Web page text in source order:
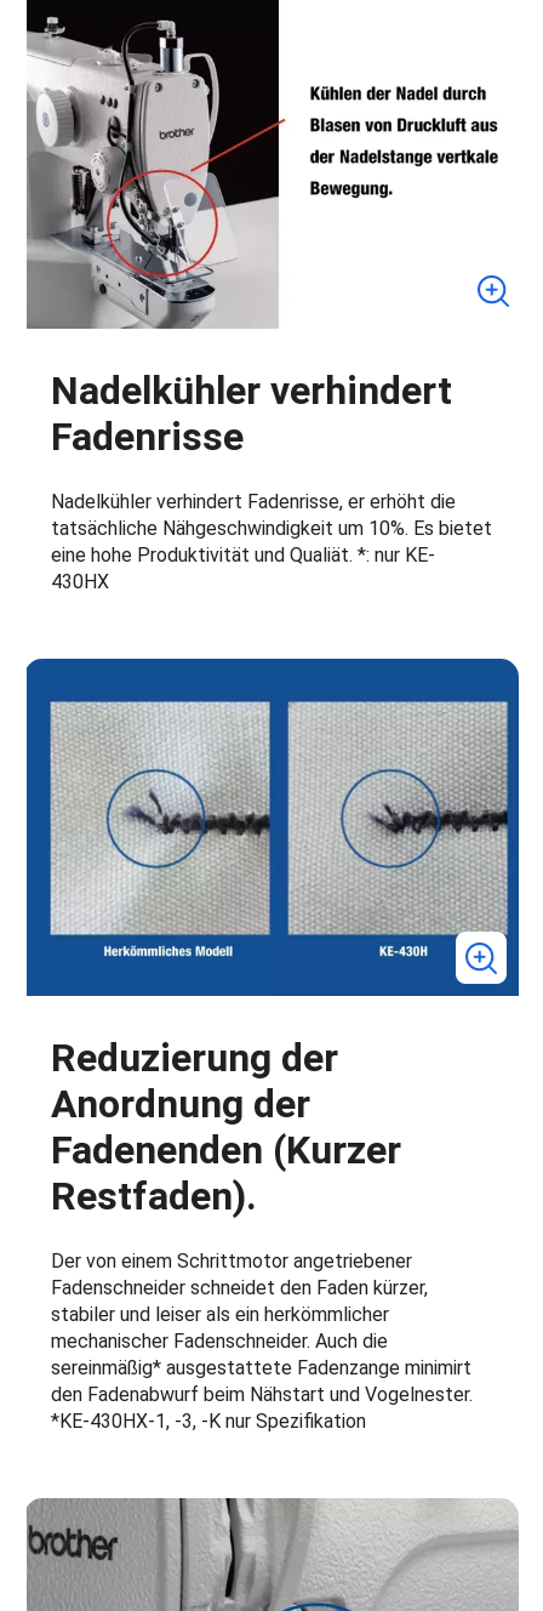
Nadelkühler verhindert
Fadenrisse
Nadelkühler verhindert Fadenrisse, er erhöht die
tatsächliche Nähgeschwindigkeit um 10%. Es bietet
eine hohe Produktivität und Qualiät. *: nur KE-
430HX
Reduzierung der
Anordnung der
Fadenenden (Kurzer
Restfaden).
Der von einem Schrittmotor angetriebener
Fadenschneider schneidet den Faden kürzer,
stabiler und leiser als ein herkömmlicher
mechanischer Fadenschneider. Auch die
sereinmäßig* ausgestattete Fadenzange minimirt
den Fadenabwurf beim Nähstart und Vogelnester.
*KE-430HX-1, -3, -K nur Spezifikation